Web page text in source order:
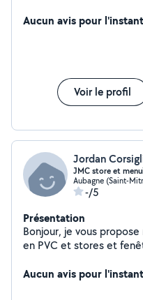
Aucun avis pour l'instant
Voir le profil
Jordan
JMC store et
Aubagne (Saint-
-/5
Présentation
Bonjour, je vous
en PVC et stores et fenêtres, volets roulants en
soucieux du bien faire
Aucun avis pour l'instant